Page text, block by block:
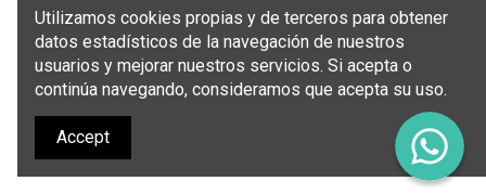
Utilizamos cookies propias y de terceros para obtener
datos estadísticos de la navegación de nuestros
usuarios y mejorar nuestros servicios. Si acepta o
continúa navegando, consideramos que acepta su uso.
Accept